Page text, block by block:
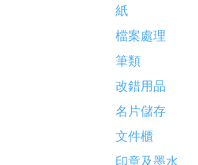
紙
檔案處理
筆類
改錯用品
名片儲存
文件櫃
印章及墨水